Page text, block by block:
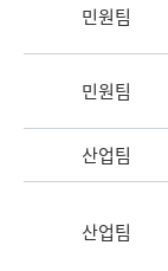
민원팀
민원팀
산업팀
산업팀